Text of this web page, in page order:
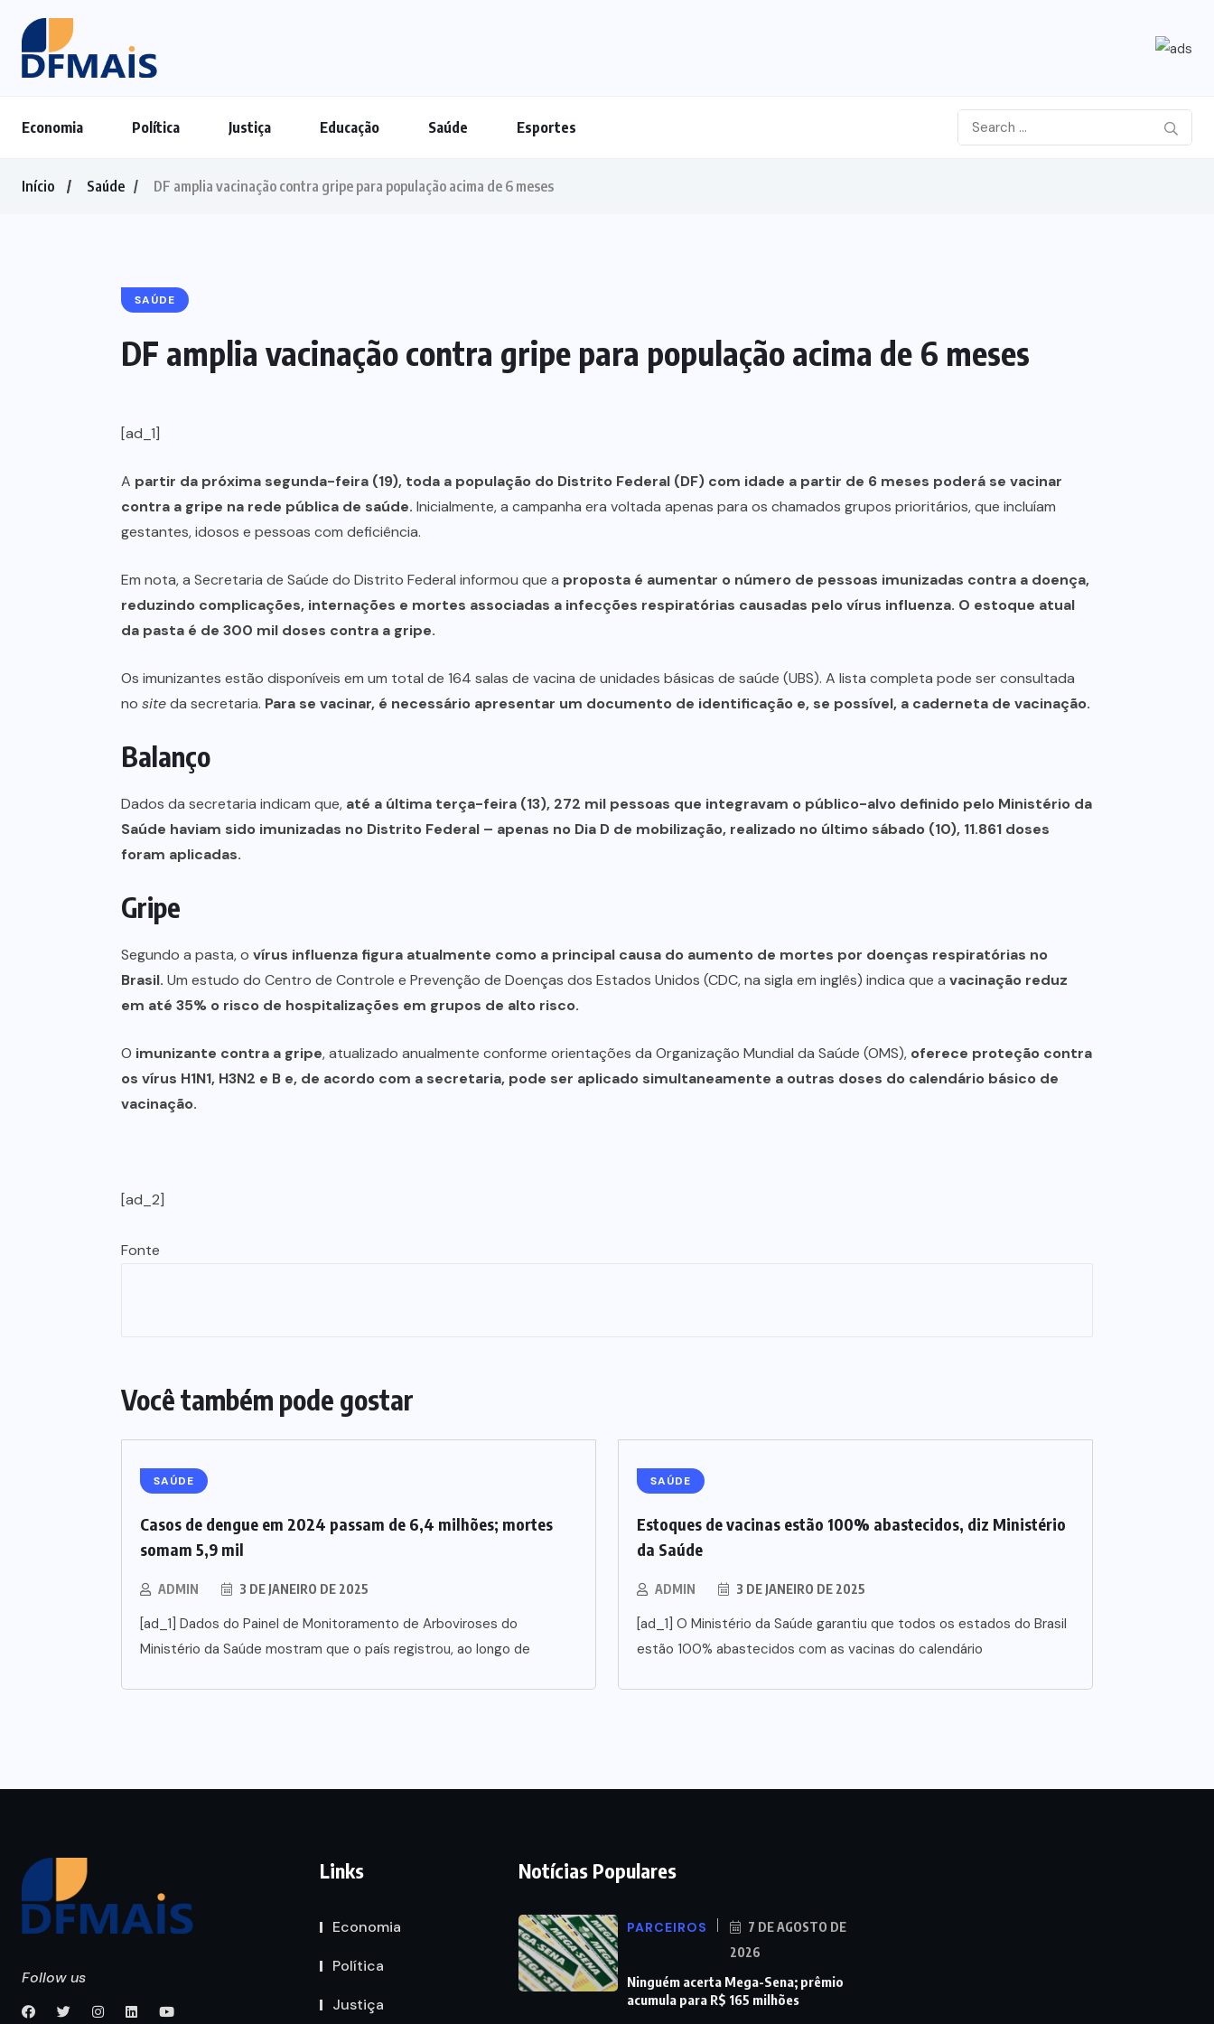
Economia Política Justiça Educação Saúde Esportes
Início Saúde DF amplia vacinação contra gripe para população acima de 6 meses
SAÚDE
DF amplia vacinação contra gripe para população acima de 6 meses
[ad_1]
A partir da próxima segunda-feira (19), toda a população do Distrito Federal (DF) com idade a partir de 6 meses poderá se vacinar
contra a gripe na rede pública de saúde. Inicialmente, a campanha era voltada apenas para os chamados grupos prioritários, que incluíam
gestantes, idosos e pessoas com deficiência.
Em nota, a Secretaria de Saúde do Distrito Federal informou que a proposta é aumentar o número de pessoas imunizadas contra a doença,
reduzindo complicações, internações e mortes associadas a infecções respiratórias causadas pelo vírus influenza. O estoque atual
da pasta é de 300 mil doses contra a gripe.
Os imunizantes estão disponíveis em um total de 164 salas de vacina de unidades básicas de saúde (UBS). A lista completa pode ser consultada
no siteda secretaria. Para se vacinar, é necessário apresentar um documento de identificação e, se possível, a caderneta de vacinação.
Balanço
Dados da secretaria indicam que, até a última terça-feira (13), 272 mil pessoas que integravam o público-alvo definido pelo Ministério da
Saúde haviam sido imunizadas no Distrito Federal – apenas no Dia D de mobilização, realizado no último sábado (10), 11.861 doses
foram aplicadas.
Gripe
Segundo a pasta, o vírus influenza figura atualmente como a principal causa do aumento de mortes por doenças respiratórias no
Brasil. Um estudo do Centro de Controle e Prevenção de Doenças dos Estados Unidos (CDC, na sigla em inglês) indica que a vacinação reduz
em até 35% o risco de hospitalizações em grupos de alto risco.
O imunizante contra a gripe, atualizado anualmente conforme orientações da Organização Mundial da Saúde (OMS), oferece proteção contra
os vírus H1N1, H3N2 e B e, de acordo com a secretaria, pode ser aplicado simultaneamente a outras doses do calendário básico de
vacinação.
[ad_2]
Fonte
Você também pode gostar
SAÚDE
Casos de dengue em 2024 passam de 6,4 milhões; mortes
somam 5,9 mil
ADMIN 3 DE JANEIRO DE 2025
[ad_1] Dados do Painel de Monitoramento de Arboviroses do
Ministério da Saúde mostram que o país registrou, ao longo de
SAÚDE
Estoques de vacinas estão 100% abastecidos, diz Ministério
da Saúde
ADMIN 3 DE JANEIRO DE 2025
[ad_1] O Ministério da Saúde garantiu que todos os estados do Brasil
estão 100% abastecidos com as vacinas do calendário
Follow us
Links
Economia
Política
Justiça
Notícias Populares
PARCEIROS
7 DE AGOSTO DE
2026
Ninguém acerta Mega-Sena; prêmio
acumula para R$ 165 milhões